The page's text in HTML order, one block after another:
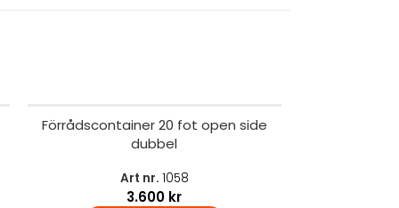
Förrådscontainer 20 fot open side
dubbel
Art nr. 1058
3.600 kr